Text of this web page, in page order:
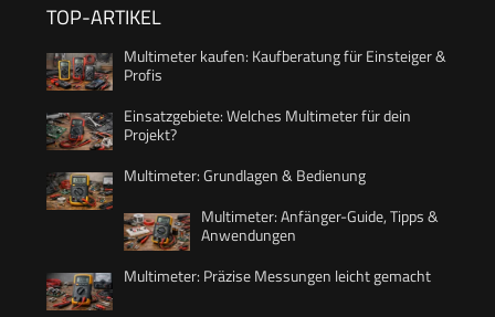
TOP-ARTIKEL
Multimeter kaufen: Kaufberatung für Einsteiger &
Profis
Einsatzgebiete: Welches Multimeter für dein
Projekt?
Multimeter: Grundlagen & Bedienung
Multimeter: Anfänger-Guide, Tipps &
Anwendungen
Multimeter: Präzise Messungen leicht gemacht